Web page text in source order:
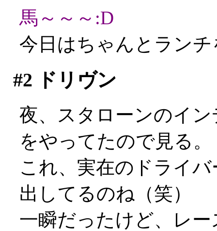
馬～～～:D
今日はちゃんとラン
#2 ドリヴン
夜、スタローンのイ
をやってたので見る。
これ、実在のドライ
出してるのね（笑）
一瞬だったけど、レ